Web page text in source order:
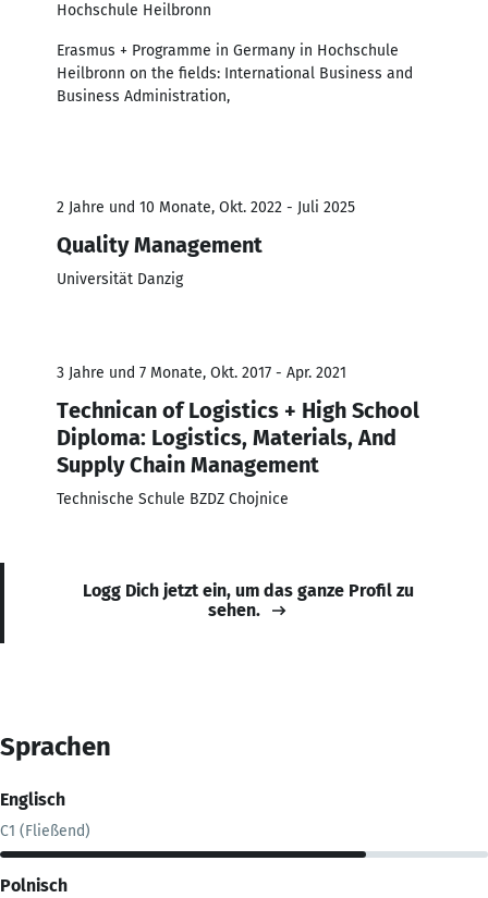
Hochschule Heilbronn
Erasmus + Programme in Germany in Hochschule
Heilbronn on the fields: International Business and
Business Administration,
2 Jahre und 10 Monate, Okt. 2022 - Juli 2025
Quality Management
Universität Danzig
3 Jahre und 7 Monate, Okt. 2017 - Apr. 2021
Technican of Logistics + High School
Diploma: Logistics, Materials, And
Supply Chain Management
Technische Schule BZDZ Chojnice
Logg Dich jetzt ein, um das ganze Profil zu
sehen.
Sprachen
Englisch
C1 (Fließend)
Polnisch